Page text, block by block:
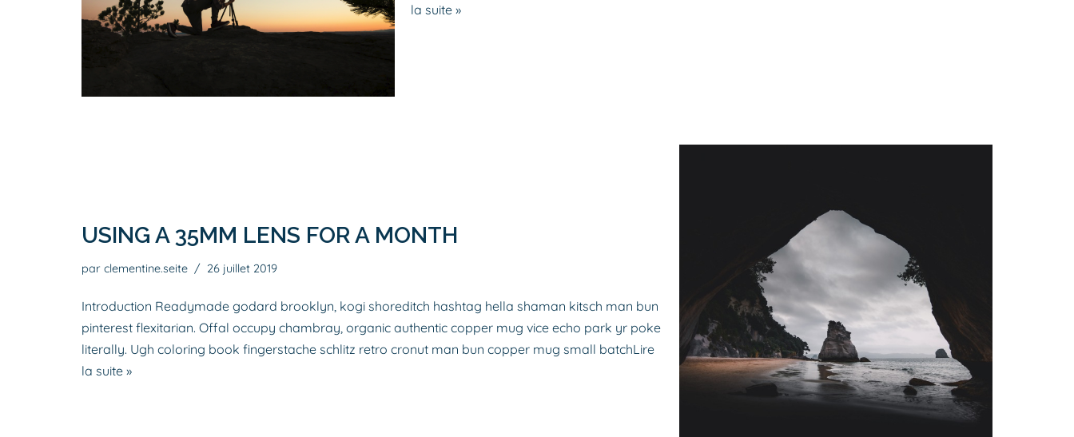
la suite »
USING A 35MM LENS FOR A MONTH
par clementine.seite 26 juillet 2019
Introduction Readymade godard brooklyn, kogi shoreditch hashtag hella shaman kitsch man bun
pinterest flexitarian. Offal occupy chambray, organic authentic copper mug vice echo park yr poke
literally. Ugh coloring book fingerstache schlitz retro cronut man bun copper mug small batchLire
la suite »